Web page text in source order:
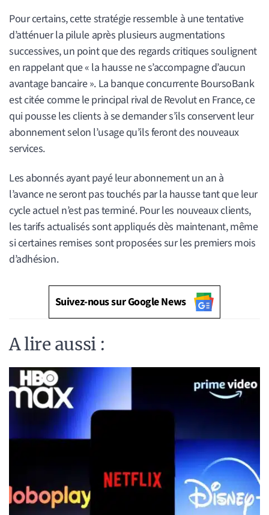
Pour certains, cette stratégie ressemble à une tentative
d’atténuer la pilule après plusieurs augmentations
successives, un point que des regards critiques soulignent
en rappelant que « la hausse ne s’accompagne d’aucun
avantage bancaire ». La banque concurrente BoursoBank
est citée comme le principal rival de Revolut en France, ce
qui pousse les clients à se demander s’ils conservent leur
abonnement selon l’usage qu’ils feront des nouveaux
services.
Les abonnés ayant payé leur abonnement un an à
l’avance ne seront pas touchés par la hausse tant que leur
cycle actuel n’est pas terminé. Pour les nouveaux clients,
les tarifs actualisés sont appliqués dès maintenant, même
si certaines remises sont proposées sur les premiers mois
d’adhésion.
Suivez-nous sur Google News
A lire aussi :